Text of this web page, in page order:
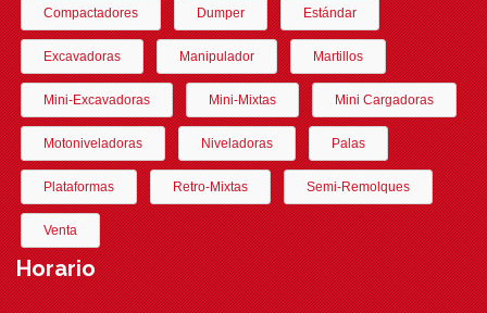
Compactadores Dumper Estándar
Excavadoras Manipulador Martillos
Mini-Excavadoras Mini-Mixtas Mini Cargadoras
Motoniveladoras Niveladoras Palas
Plataformas Retro-Mixtas Semi-Remolques
Venta
Horario